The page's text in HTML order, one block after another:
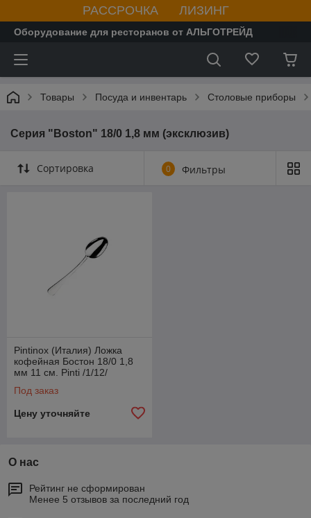
РАССРОЧКА ЛИЗИНГ
Оборудование для ресторанов от АЛЬГОТРЕЙД
Товары Посуда и инвентарь Столовые приборы
Серия "Boston" 18/0 1,8 мм (эксклюзив)
Сортировка 0 Фильтры
Pintinox (Италия) Ложка
кофейная Бостон 18/0 1,8
мм 11 см. Pinti /1/12/
Под заказ
Цену уточняйте
О нас
Рейтинг не сформирован
Менее 5 отзывов за последний год